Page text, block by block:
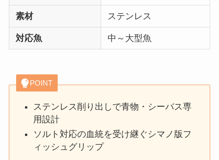
素材 ステンレス
対応魚 中～大型魚
POINT
ステンレス削り出しで青物・シーバス専
用設計
ソルト対応の血統を受け継ぐシマノ版フ
ィッシュグリップ